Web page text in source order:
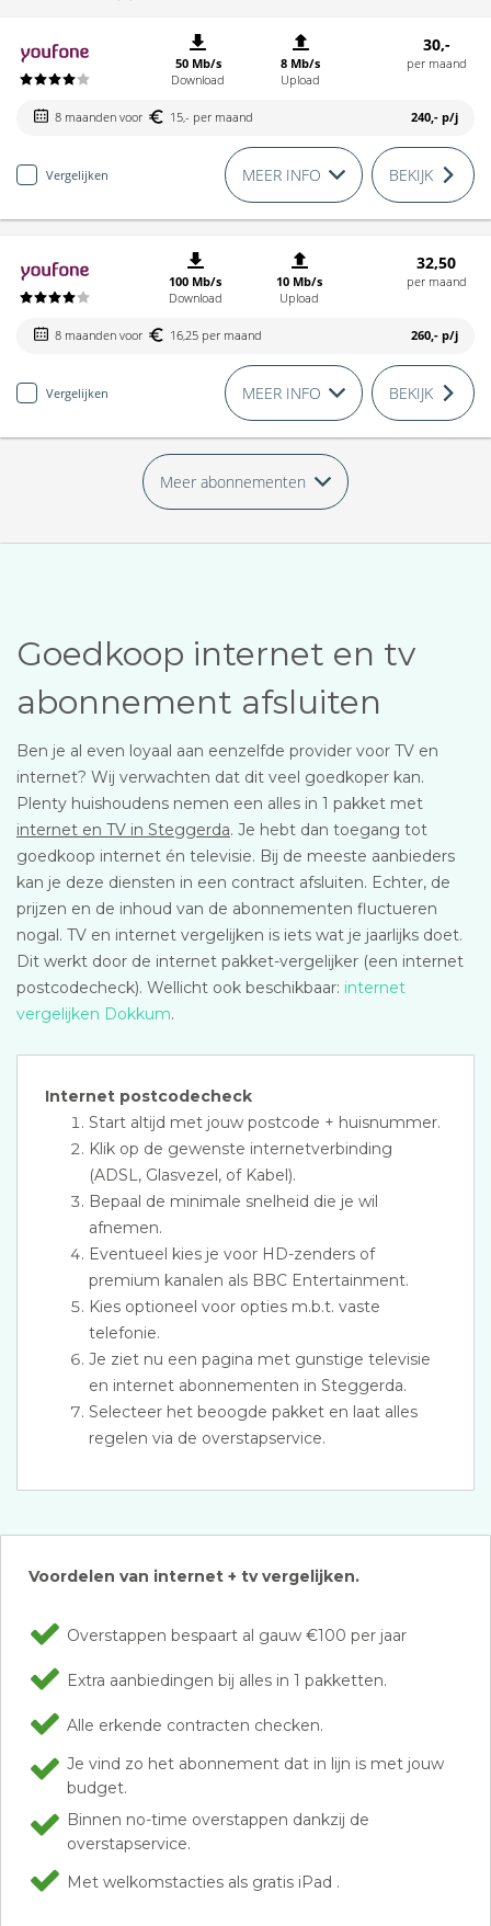
50 Mb/s
Download
8 Mb/s
Upload
30,-
per maand
8 maanden voor 15,- per maand 240,- p/j
Vergelijken MEER INFO BEKIJK
100 Mb/s
Download
10 Mb/s
Upload
32,50
per maand
8 maanden voor 16,25 per maand 260,- p/j
Vergelijken MEER INFO BEKIJK
Meer abonnementen
Goedkoop internet en tv
abonnement afsluiten
Ben je al even loyaal aan eenzelfde provider voor TV en
internet? Wij verwachten dat dit veel goedkoper kan.
Plenty huishoudens nemen een alles in 1 pakket met
internet en TV in Steggerda. Je hebt dan toegang tot
goedkoop internet én televisie. Bij de meeste aanbieders
kan je deze diensten in een contract afsluiten. Echter, de
prijzen en de inhoud van de abonnementen fluctueren
nogal. TV en internet vergelijken is iets wat je jaarlijks doet.
Dit werkt door de internet pakket-vergelijker (een internet
postcodecheck). Wellicht ook beschikbaar: internet
vergelijken Dokkum.
Internet postcodecheck
Start altijd met jouw postcode + huisnummer.
Klik op de gewenste internetverbinding
(ADSL, Glasvezel, of Kabel).
Bepaal de minimale snelheid die je wil
afnemen.
Eventueel kies je voor HD-zenders of
premium kanalen als BBC Entertainment.
Kies optioneel voor opties m.b.t. vaste
telefonie.
Je ziet nu een pagina met gunstige televisie
en internet abonnementen in Steggerda.
Selecteer het beoogde pakket en laat alles
regelen via de overstapservice.
Voordelen van internet + tv vergelijken.
Overstappen bespaart al gauw €100 per jaar
Extra aanbiedingen bij alles in 1 pakketten.
Alle erkende contracten checken.
Je vind zo het abonnement dat in lijn is met jouw
budget.
Binnen no-time overstappen dankzij de
overstapservice.
Met welkomstacties als gratis iPad .